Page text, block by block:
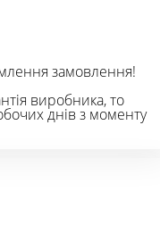
замовлення!
виробника, то
днів з моменту